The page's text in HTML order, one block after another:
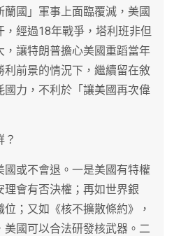
國」軍事上面臨覆滅，美國
經過18年戰爭，塔利班非但
讓特朗普擔心美國重蹈當年
前景的情況下，繼續留在敘
力，不利於「讓美國再次偉
？
國或不會退。一是美國有特權
會有否決權；再如世界銀
；又如《核不擴散條約》，
國可以合法研發核武器。二